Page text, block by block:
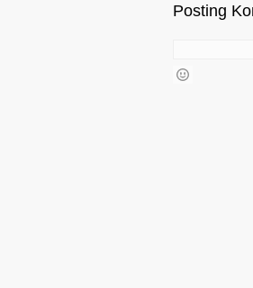
Posting